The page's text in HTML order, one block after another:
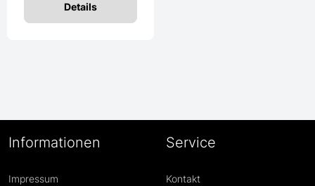
Details
Informationen
Impressum
Service
Kontakt